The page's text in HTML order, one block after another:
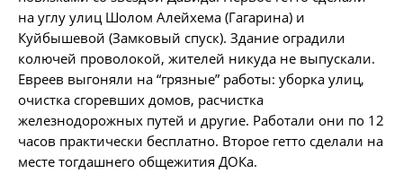
на углу улиц Шолом Алейхема (Гагарина) и
Куйбышевой (Замковый спуск). Здание оградили
колючей проволокой, жителей никуда не выпускали.
Евреев выгоняли на “грязные” работы: уборка улиц,
очистка сгоревших домов, расчистка
железнодорожных путей и другие. Работали они по 12
часов практически бесплатно. Второе гетто сделали на
месте тогдашнего общежития ДОКа.